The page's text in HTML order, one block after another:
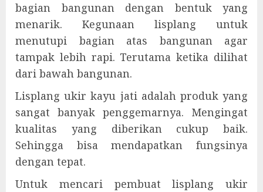
bagian bangunan dengan bentuk yang
menarik. Kegunaan lisplang untuk
menutupi bagian atas bangunan agar
tampak lebih rapi. Terutama ketika dilihat
dari bawah bangunan.
Lisplang ukir kayu jati adalah produk yang
sangat banyak penggemarnya. Mengingat
kualitas yang diberikan cukup baik.
Sehingga bisa mendapatkan fungsinya
dengan tepat.
Untuk mencari pembuat lisplang ukir